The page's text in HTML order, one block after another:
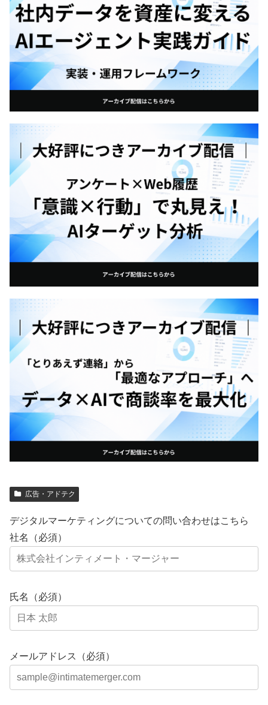
広告・アドテク
デジタルマーケティングについての問い合わせはこちら
社名（必須）
氏名（必須）
メールアドレス（必須）